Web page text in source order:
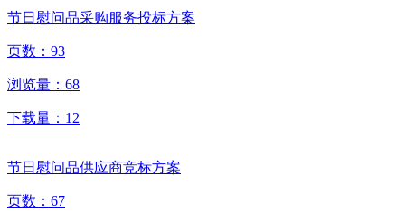
节日慰问品采购服务投标方案
页数： 93
浏览量： 68
下载量： 12
节日慰问品供应商竞标方案
页数： 67